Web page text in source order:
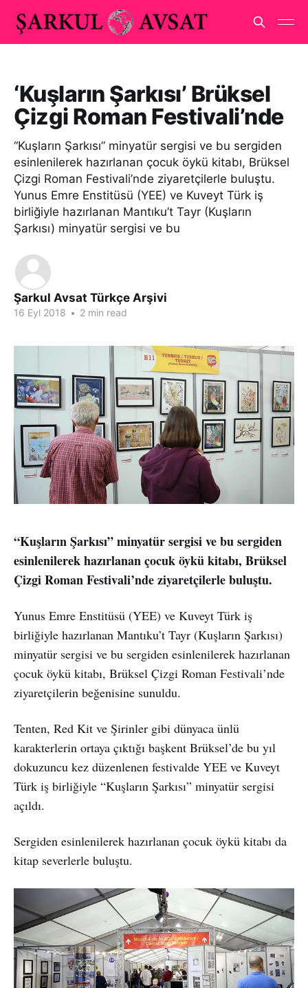
‘Kuşların Şarkısı’ Brüksel
Çizgi Roman Festivali’nde
“Kuşların Şarkısı” minyatür sergisi ve bu sergiden
esinlenilerek hazırlanan çocuk öykü kitabı, Brüksel
Çizgi Roman Festivali’nde ziyaretçilerle buluştu.
Yunus Emre Enstitüsü (YEE) ve Kuveyt Türk iş
birliğiyle hazırlanan Mantıku’t Tayr (Kuşların
Şarkısı) minyatür sergisi ve bu
Şarkul Avsat Türkçe Arşivi
16 Eyl 2018 • 2 min read
“Kuşların Şarkısı” minyatür sergisi ve bu sergiden
esinlenilerek hazırlanan çocuk öykü kitabı, Brüksel
Çizgi Roman Festivali’nde ziyaretçilerle buluştu.
Yunus Emre Enstitüsü (YEE) ve Kuveyt Türk iş
birliğiyle hazırlanan Mantıku’t Tayr (Kuşların Şarkısı)
minyatür sergisi ve bu sergiden esinlenilerek hazırlanan
çocuk öykü kitabı, Brüksel Çizgi Roman Festivali’nde
ziyaretçilerin beğenisine sunuldu.
Tenten, Red Kit ve Şirinler gibi dünyaca ünlü
karakterlerin ortaya çıktığı başkent Brüksel’de bu yıl
dokuzuncu kez düzenlenen festivalde YEE ve Kuveyt
Türk iş birliğiyle “Kuşların Şarkısı” minyatür sergisi
açıldı.
Sergiden esinlenilerek hazırlanan çocuk öykü kitabı da
kitap severlerle buluştu.